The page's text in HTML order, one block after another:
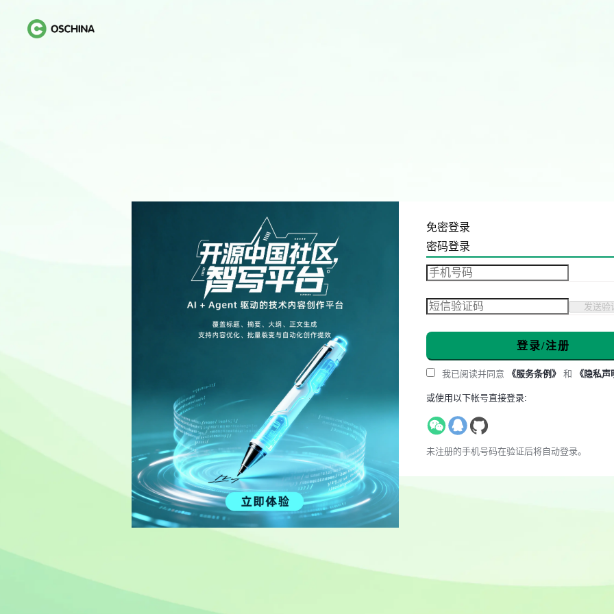
免密登录
密码登录
发送验
登录/注册
我已阅读并同意 《服务条例》 和 《隐私声
或使用以下帐号直接登录:
未注册的手机号码在验证后将自动登录。